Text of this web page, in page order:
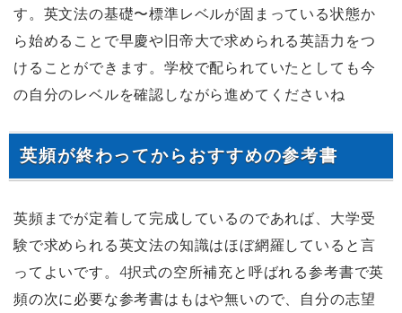
す。英文法の基礎〜標準レベルが固まっている状態か
ら始めることで早慶や旧帝大で求められる英語力をつ
けることができます。学校で配られていたとしても今
の自分のレベルを確認しながら進めてくださいね
英頻が終わってからおすすめの参考書
英頻までが定着して完成しているのであれば、大学受
験で求められる英文法の知識はほぼ網羅していると言
ってよいです。4択式の空所補充と呼ばれる参考書で英
頻の次に必要な参考書はもはや無いので、自分の志望